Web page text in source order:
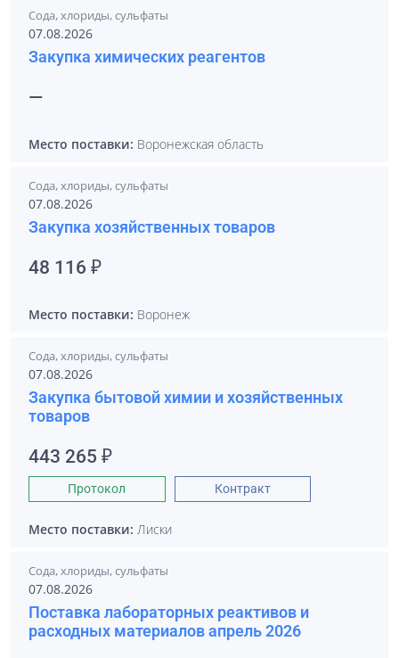
Сода, хлориды, сульфаты
07.08.2026
Закупка химических реагентов
—
Место поставки: Воронежская область
Сода, хлориды, сульфаты
07.08.2026
Закупка хозяйственных товаров
48 116 ₽
Место поставки: Воронеж
Сода, хлориды, сульфаты
07.08.2026
Закупка бытовой химии и хозяйственных
товаров
443 265 ₽
Протокол Контракт
Место поставки: Лиски
Сода, хлориды, сульфаты
07.08.2026
Поставка лабораторных реактивов и
расходных материалов апрель 2026